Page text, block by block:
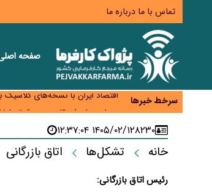
تماس با ما درباره ما
صفحه
سرخط خبرها
اختیار تمدید مهلت ثبت آماری به
اقتصاد ایران با نسخه‌های کلاسیک به جایی نمی‌رسد/
درمان بیش از ۳۰ درصد حقوق بازنشستگان را می‌بلعد؛ هزینه دارو و تجهیزات ۵ برابر شد،حقوق فقط ۱.۲ برابر افزایش یافت
افزایش کالابرگ در دستور کار
۸۲۳۰۱۴۰۵/۰۲/۱۲ ۱۲:۳۷:۰۴
خانه تشکل‌ها اتاق بازرگانی
رئیس اتاق بازرگانی: